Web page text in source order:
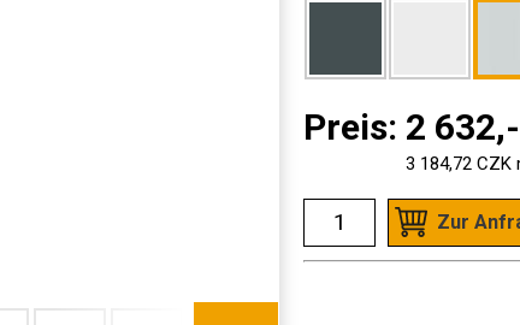
Preis: 2
3 184,72 CZK
Zur